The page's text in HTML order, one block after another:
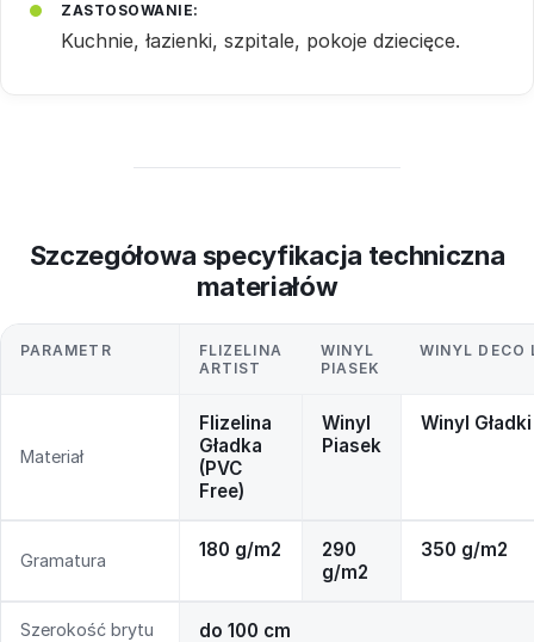
ZASTOSOWANIE:
Kuchnie, łazienki, szpitale, pokoje dziecięce.
Szczegółowa specyfikacja techniczna
materiałów
PARAMETR
FLIZELINA
ARTIST
WINYL
PIASEK
WINYL DECO
Materiał
Flizelina
Gładka
(PVC
Free)
Winyl
Piasek
Winyl Gładki
Gramatura 180 g/m2
290
g/m2
350 g/m2
Szerokość brytu do 100 cm